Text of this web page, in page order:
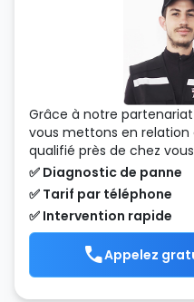
Grâce à notre partenariat
vous mettons en
qualifié près de chez
✅ Diagnostic de panne
✅ Tarif par téléphone
✅ Intervention rapide
Appelez